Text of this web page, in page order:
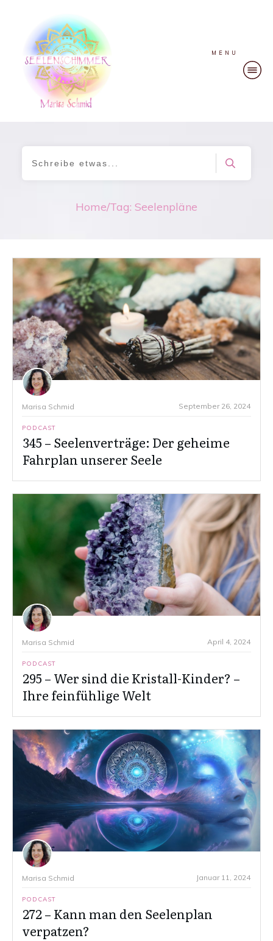
MENU
Home/Tag: Seelenpläne
Marisa Schmid September 26, 2024
PODCAST
345 – Seelenverträge: Der geheime
Fahrplan unserer Seele
Marisa Schmid April 4, 2024
PODCAST
295 – Wer sind die Kristall-Kinder? –
Ihre feinfühlige Welt
Marisa Schmid Januar 11, 2024
PODCAST
272 – Kann man den Seelenplan
verpatzen?